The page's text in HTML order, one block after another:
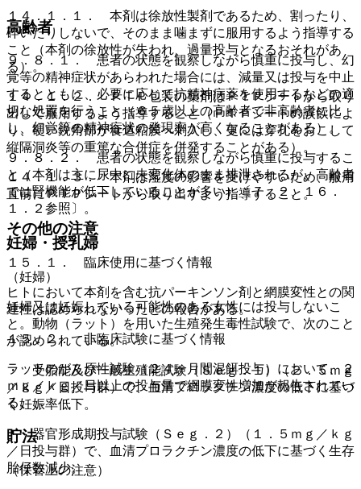
１４．１．１． 本剤は徐放性製剤であるため、割ったり、
砕いたりしないで、そのまま噛まずに服用するよう指導する
こと（本剤の徐放性が失われ、過量投与となるおそれがあ
る）。
１４．１．２． ＰＴＰ包装の薬剤はＰＴＰシートから取り
出して服用するよう指導すること（ＰＴＰシートの誤飲によ
り、硬い鋭角部が食道粘膜へ刺入し、更には穿孔をおこして
縦隔洞炎等の重篤な合併症を併発することがある）。
１４．１．３． 本剤は湿度の影響を受けやすいため、服用
直前にＰＴＰシートから取り出すよう指導すること。
その他の注意
１５．１． 臨床使用に基づく情報
ヒトにおいて本剤を含む抗パーキンソン剤と網膜変性との関
連性は認められなかったとの報告がある。
１５．２． 非臨床試験に基づく情報
ラットのがん原性試験（２４ヶ月間混餌投与）において、２
ｍｇ／ｋｇ／日以上の投与量で網膜変性増加が報告されてい
る。
貯法
（保管上の注意）
高齢者
９．８．１． 患者の状態を観察しながら慎重に投与し、幻
覚等の精神症状があらわれた場合には、減量又は投与を中止
するとともに、必要に応じて抗精神病薬を使用するなどの適
切な処置を行うこと（６５歳以上の高齢者で非高齢者に比
し、幻覚等の精神症状の発現率が高くなることがある）。
９．８．２． 患者の状態を観察しながら慎重に投与するこ
と（本剤は主に尿中に未変化体のまま排泄されるが、高齢者
では腎機能が低下していることが多い）〔７．２、１６．
１．２参照〕。
妊婦・授乳婦
（妊婦）
妊婦又は妊娠している可能性のある女性には投与しないこ
と。動物（ラット）を用いた生殖発生毒性試験で、次のこと
が認められている。
・ 受胎能及び一般生殖能試験（Ｓｅｇ．１）（２．５ｍｇ
／ｋｇ／日投与群）で、血清プロラクチン濃度の低下に基づ
く妊娠率低下。
・ 器官形成期投与試験（Ｓｅｇ．２）（１．５ｍｇ／ｋｇ
／日投与群）で、血清プロラクチン濃度の低下に基づく生存
胎仔数減少。